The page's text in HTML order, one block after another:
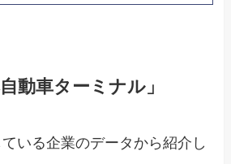
動車ターミナル」
いる企業のデータから紹介し